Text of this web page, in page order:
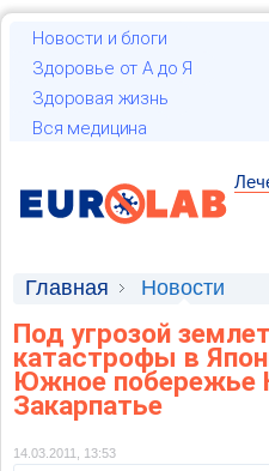
Новости и блоги
Здоровье от А до Я
Здоровая жизнь
Вся медицина
Главная Новости
Под угрозой
катастрофы в
Южное побережье
Закарпатье
14.03.2011, 13:53